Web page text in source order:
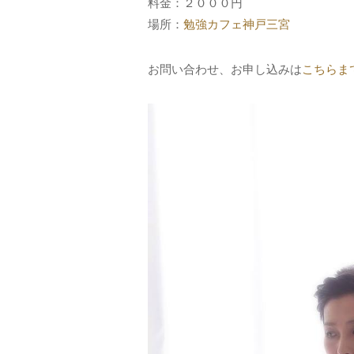
料金：２０００円
場所： 勉強カフェ神戸三宮
お問い合わせ、お申し込みはこちらま